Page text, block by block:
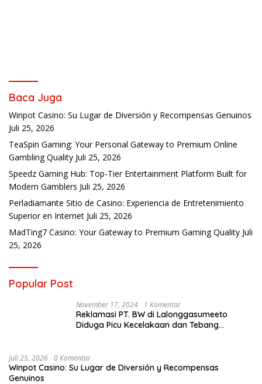
Baca Juga
Winpot Casino: Su Lugar de Diversión y Recompensas Genuinos
Juli 25, 2026
TeaSpin Gaming: Your Personal Gateway to Premium Online
Gambling Quality Juli 25, 2026
Speedz Gaming Hub: Top-Tier Entertainment Platform Built for
Modern Gamblers Juli 25, 2026
Perladiamante Sitio de Casino: Experiencia de Entretenimiento
Superior en Internet Juli 25, 2026
MadTing7 Casino: Your Gateway to Premium Gaming Quality Juli
25, 2026
Popular Post
November 17, 2024 1 Komentar
Reklamasi PT. BW di Lalonggasumeeto
Diduga Picu Kecelakaan dan Tebang
Juli 25, 2026 0 Komentar
Winpot Casino: Su Lugar de Diversión y Recompensas
Genuinos